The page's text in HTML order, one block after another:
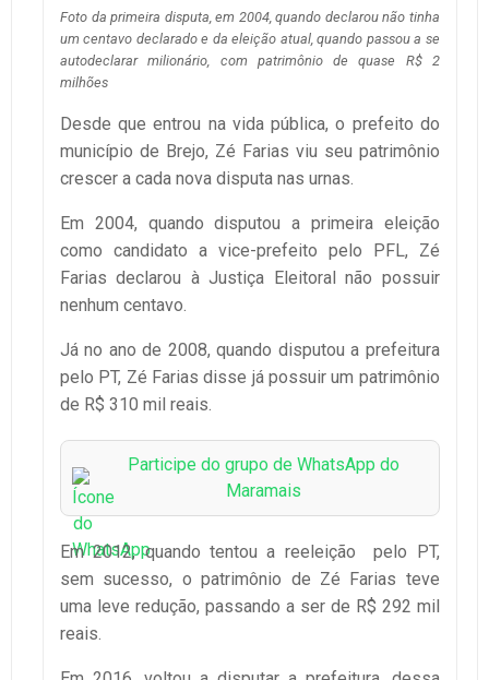
Foto da primeira disputa, em 2004, quando declarou não tinha
um centavo declarado e da eleição atual, quando passou a se
autodeclarar milionário, com patrimônio de quase R$ 2
milhões
Desde que entrou na vida pública, o prefeito do
município de Brejo, Zé Farias viu seu patrimônio
crescer a cada nova disputa nas urnas.
Em 2004, quando disputou a primeira eleição
como candidato a vice-prefeito pelo PFL, Zé
Farias declarou à Justiça Eleitoral não possuir
nenhum centavo.
Já no ano de 2008, quando disputou a prefeitura
pelo PT, Zé Farias disse já possuir um patrimônio
de R$ 310 mil reais.
Participe do grupo de WhatsApp do
Maramais
Em 2012, quando tentou a reeleição pelo PT,
sem sucesso, o patrimônio de Zé Farias teve
uma leve redução, passando a ser de R$ 292 mil
reais.